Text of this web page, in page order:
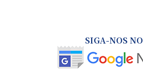
SIGA-NOS NO